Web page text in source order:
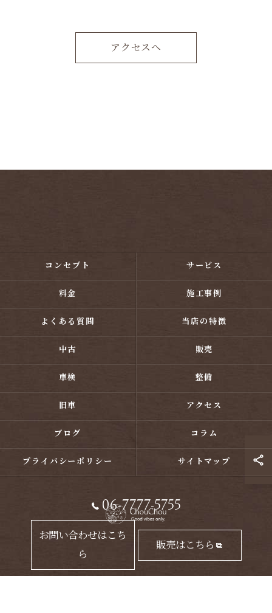
アクセスへ
06-7777-5755
お問い合わせはこち
ら
販売はこちら
コンセプト サービス
料金 施工事例
よくある質問 当店の特徴
中古 販売
車検 整備
旧車 アクセス
ブログ コラム
プライバシーポリシー サイトマップ